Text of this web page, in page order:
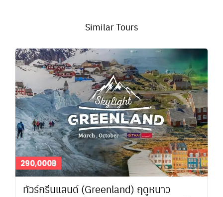
Similar Tours
290,000฿
ทัวร์กรีนแลนด์ (Greenland) ฤดูหนาว